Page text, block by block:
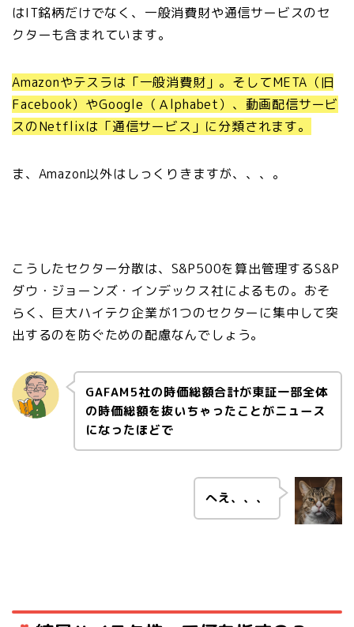
はIT銘柄だけでなく、一般消費財や通信サービスのセ
クターも含まれています。
Amazonやテスラは「一般消費財」。そしてMETA（旧
Facebook）やGoogle（Ａlphabet）、動画配信サービ
スのNetflixは「通信サービス」に分類されます。
ま、Amazon以外はしっくりきますが、、、。
こうしたセクター分散は、S&P500を算出管理するS&P
ダウ・ジョーンズ・インデックス社によるもの。おそ
らく、巨大ハイテク企業が1つのセクターに集中して突
出するのを防ぐための配慮なんでしょう。
GAFAM5社の時価総額合計が東証一部全体
の時価総額を抜いちゃったことがニュース
になったほどで
へえ、、、